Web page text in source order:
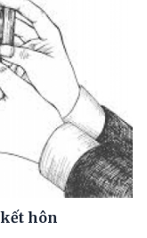
hôn